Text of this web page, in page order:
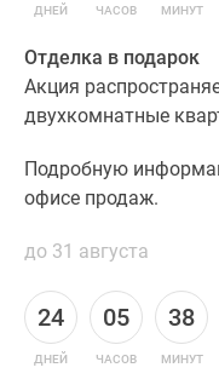
ДНЕЙ ЧАСОВ МИНУТ
Отделка в подарок
Акция
двухкомнатные
Подробную
офисе продаж.
до 31 августа
24
ДНЕЙ
05
ЧАСОВ
38
МИНУТ